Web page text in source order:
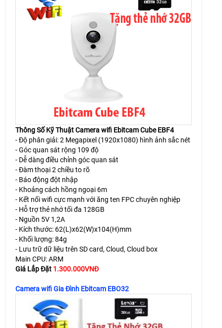
Thông Số Kỹ Thuật Camera wifi Ebitcam Cube EBF4
- Độ phân giải: 2 Megapixel (1920x1080) hình ảnh sắc nét
- Góc quan sát rộng 109 độ
- Dễ dàng điều chỉnh góc quan sát
- Đàm thoại 2 chiều to rõ
- Báo động đột nhập
- Khoảng cách hồng ngoại 6m
- Kết nối wifi cực mạnh với ăng ten FPC chuyên nghiệp
- Hỗ trợ thẻ nhớ tối đa 128GB
- Nguồn 5V 1,2A
- Kích thước: 62(L)x62(W)x104(H)mm
- Khối lượng: 84g
- Lưu trữ dữ liệu trên SD card, Cloud, Cloud box
Main CPU: ARM
Giá Lắp Đặt 1.300.000VNĐ
Camera wifi Gia Đình Ebitcam EBO32